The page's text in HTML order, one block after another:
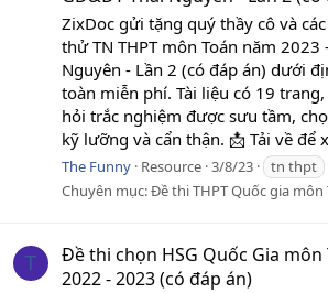
ZixDoc gửi tặng quý thầy cô và
thử TN THPT môn Toán năm 2023
Nguyên - Lần 2 (có đáp án) dưới
toàn miễn phí. Tài liệu có 19
hỏi trắc nghiệm được sưu tầm,
kỹ lưỡng và cẩn thận. 📩 Tải về để
The Funny Resource 3/8/23 tn thpt
Chuyên mục:Đề thi THPT Quốc gia môn
T
Đề thi chọn HSG Quốc Gia môn
2022 - 2023 (có đáp án)